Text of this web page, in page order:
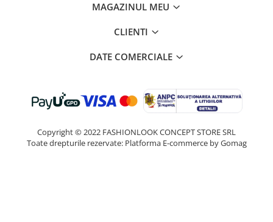
MAGAZINUL MEU
CLIENTI
DATE COMERCIALE
Copyright © 2022 FASHIONLOOK CONCEPT STORE SRL
Toate drepturile rezervate: Platforma E-commerce by Gomag